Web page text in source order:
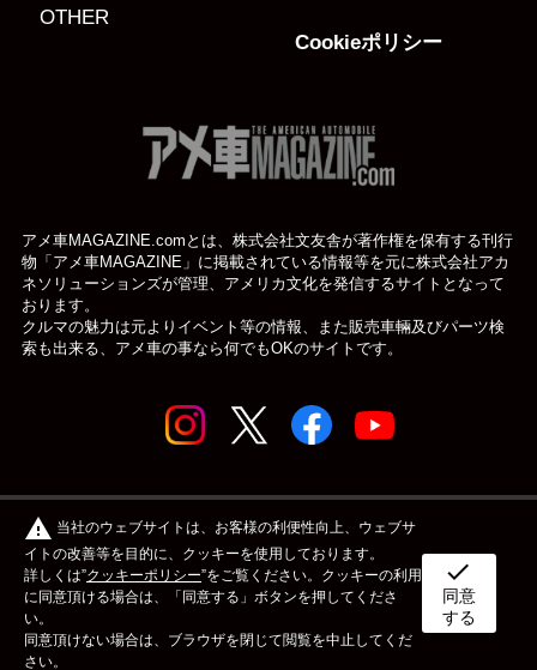
OTHER
Cookieポリシー
アメ車MAGAZINE.comとは、株式会社文友舎が著作権を保有する刊行
物「アメ車MAGAZINE」に掲載されている情報等を元に株式会社アカ
ネソリューションズが管理、アメリカ文化を発信するサイトとなって
おります。
クルマの魅力は元よりイベント等の情報、また販売車輛及びパーツ検
索も出来る、アメ車の事なら何でもOKのサイトです。
© アメ車のWEBマガジン アメ車マガジン公式WEBサイト
ボディタイプ メーカー カスタム&メンテナンス
warning 当社のウェブサイトは、お客様の利便性向上、ウェブサ
イトの改善等を目的に、クッキーを使用しております。
詳しくは”クッキーポリシー”をご覧ください。クッキーの利用
に同意頂ける場合は、「同意する」ボタンを押してくださ
い。
同意頂けない場合は、ブラウザを閉じて閲覧を中止してくだ
さい。
check
同意
する